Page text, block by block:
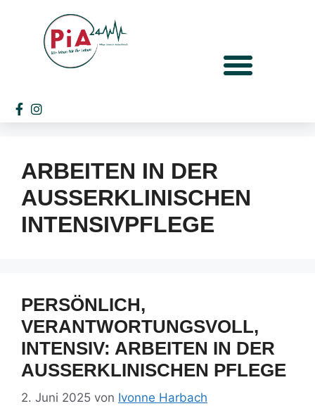
ARBEITEN IN DER
AUSSERKLINISCHEN I
NTENSIVPFLEGE
PERSÖNLICH,
VERANTWORTUNGSVOLL,
INTENSIV: ARBEITEN IN DER
AUSSERKLINISCHEN PFLEGE
2. Juni 2025 von Ivonne Harbach